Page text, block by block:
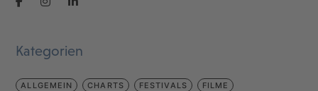
Kategorien
ALLGEMEIN CHARTS FESTIVALS FILME